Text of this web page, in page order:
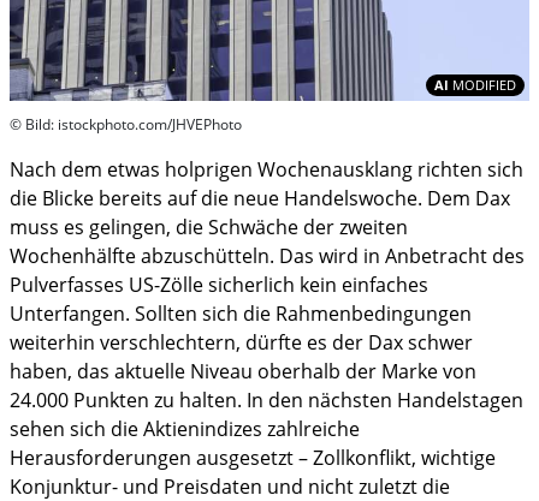
AI MODIFIED
© Bild: istockphoto.com/JHVEPhoto
Nach dem etwas holprigen Wochenausklang richten sich
die Blicke bereits auf die neue Handelswoche. Dem Dax
muss es gelingen, die Schwäche der zweiten
Wochenhälfte abzuschütteln. Das wird in Anbetracht des
Pulverfasses US-Zölle sicherlich kein einfaches
Unterfangen. Sollten sich die Rahmenbedingungen
weiterhin verschlechtern, dürfte es der Dax schwer
haben, das aktuelle Niveau oberhalb der Marke von
24.000 Punkten zu halten. In den nächsten Handelstagen
sehen sich die Aktienindizes zahlreiche
Herausforderungen ausgesetzt – Zollkonflikt, wichtige
Konjunktur- und Preisdaten und nicht zuletzt die